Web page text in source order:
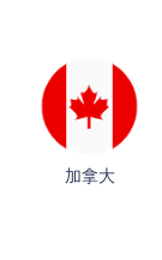
加拿大